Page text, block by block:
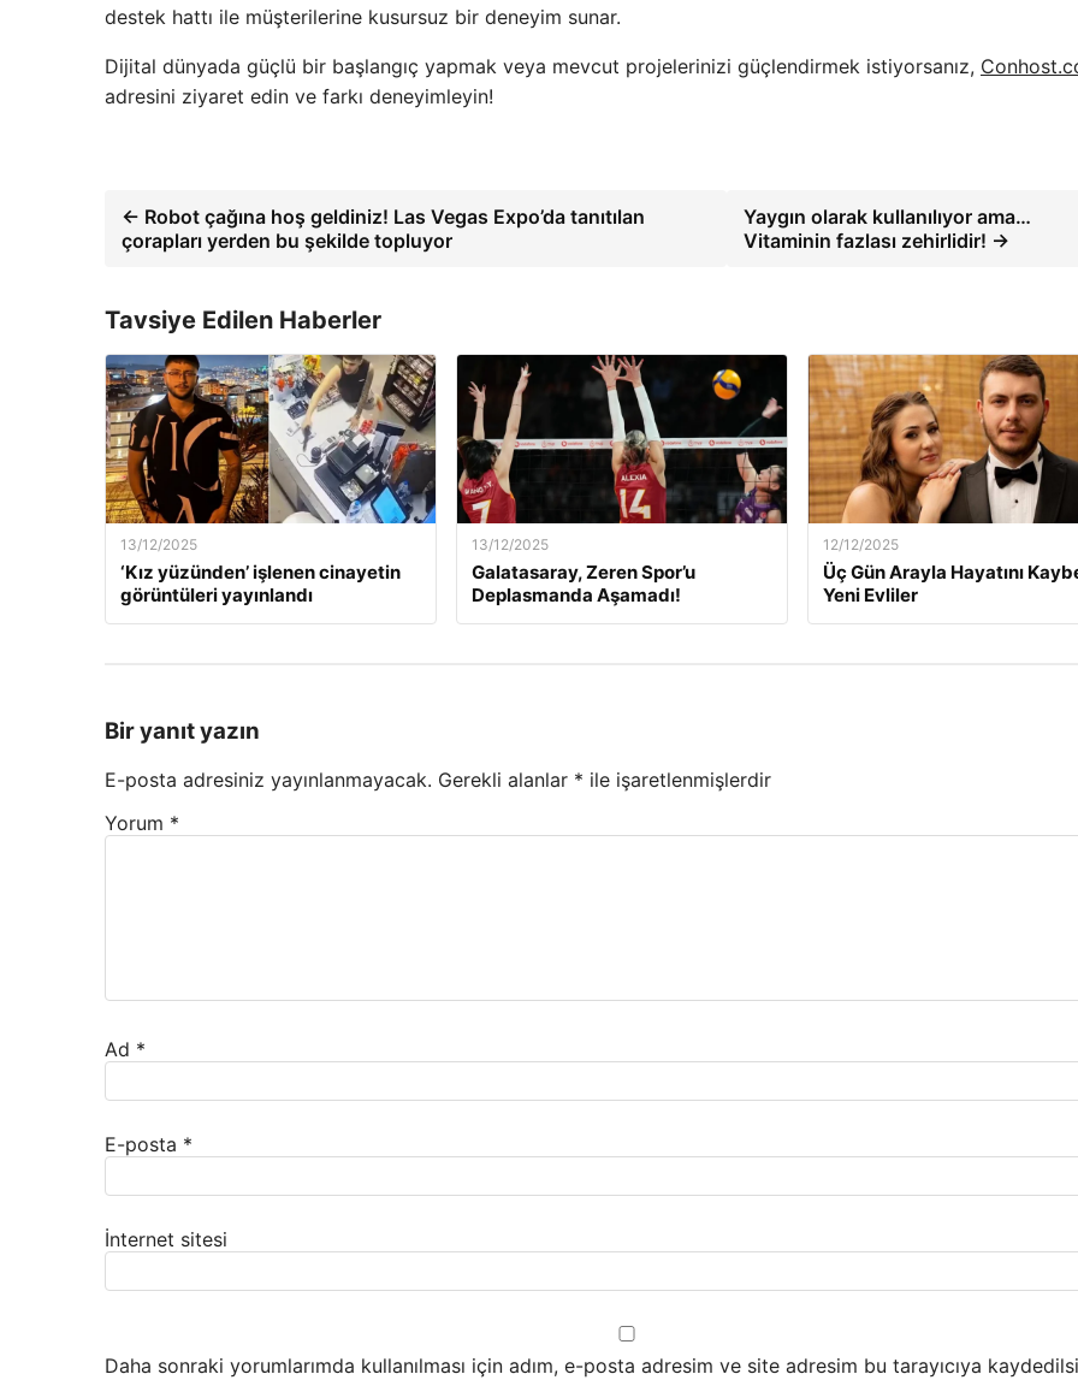
destek hattı ile müşterilerine kusursuz bir deneyim sunar.
Dijital dünyada güçlü bir başlangıç yapmak veya mevcut projelerinizi güçlendirmek istiyorsanız,
adresini ziyaret edin ve farkı deneyimleyin!
← Robot çağına hoş geldiniz! Las Vegas Expo’da tanıtılan
çorapları yerden bu şekilde topluyor
Yaygın olarak kullanılıyor ama…
Vitaminin fazlası zehirlidir! →
Tavsiye Edilen Haberler
13/12/2025
‘Kız yüzünden’ işlenen cinayetin
görüntüleri yayınlandı
13/12/2025
Galatasaray, Zeren Spor’u
Deplasmanda Aşamadı!
12/12/2025
Üç Gün Arayla Hayatını
Yeni Evliler
Bir yanıt yazın
E-posta adresiniz yayınlanmayacak. Gerekli alanlar * ile işaretlenmişlerdir
Yorum *
Ad *
E-posta *
İnternet sitesi
Daha sonraki yorumlarımda kullanılması için adım, e-posta adresim ve site adresim bu tarayıcıya